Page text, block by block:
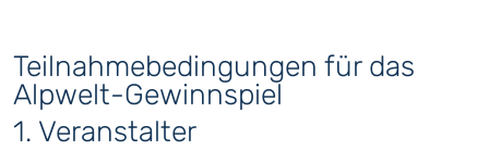
Teilnahmebedingungen für das
Alpwelt-Gewinnspiel
1. Veranstalter